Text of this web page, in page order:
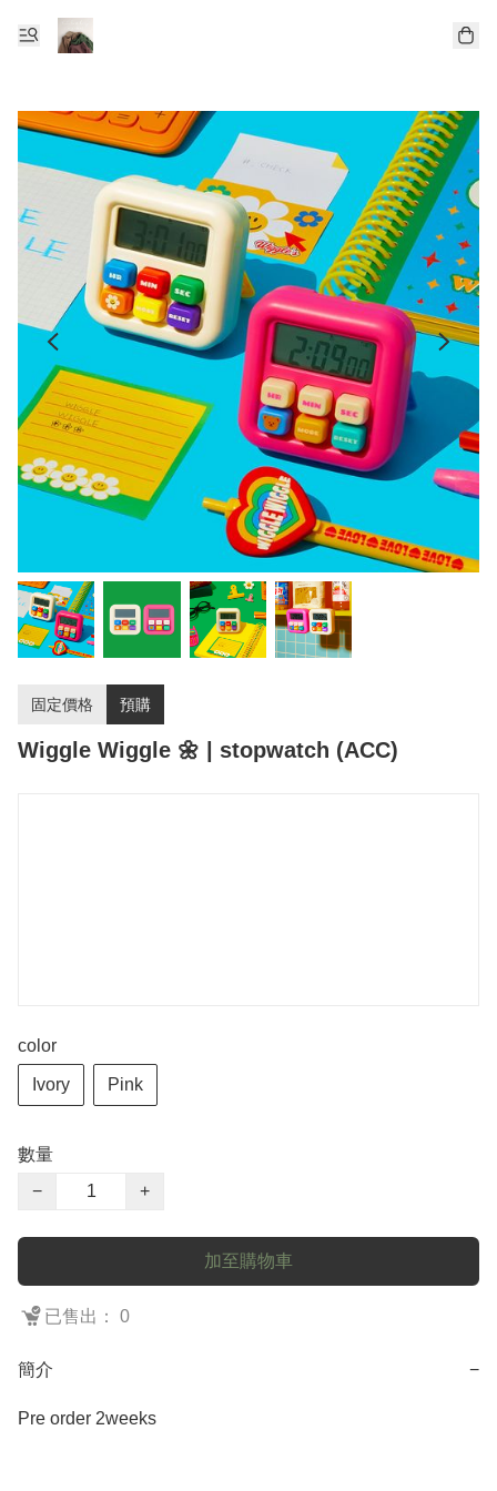
固定價格 預購
Wiggle Wiggle 🌼 | stopwatch (ACC)
color
Ivory Pink
數量
−
+
加至購物車
已售出： 0
簡介 −
Pre order 2weeks